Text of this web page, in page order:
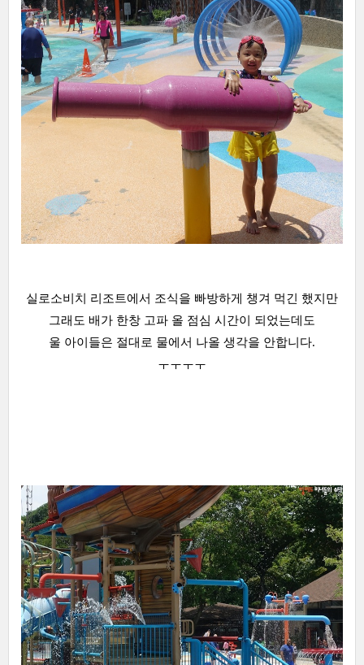
실로소비치 리조트에서 조식을 빠방하게 챙겨 먹긴 했지만
그래도 배가 한창 고파 올 점심 시간이 되었는데도
울 아이들은 절대로 물에서 나올 생각을 안합니다.
ㅜㅜㅜㅜ